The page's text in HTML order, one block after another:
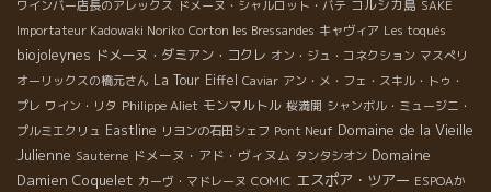
ワインバー店長のアレックス ドメーヌ・シャルロット・バテ コルシカ島 SAKE
Importateur Kadowaki Noriko Corton les Bressandes キャヴィア Les toqués
biojoleynes ドメーヌ・ダミアン・コクレ オン・ジュ・コネクション マスぺリ
オーリックスの橋元さん La Tour Eiffel Caviar アン・メ・フェ・スキル・トゥ・
プレ ワイン・リタ Philippe Aliet モンマルトル 桜満開 シャンボル・ミュージニ・
プルミエクリュ Eastline リヨンの石田シェフ Pont Neuf Domaine de la Vieille
Julienne Sauterne ドメーヌ・アド・ヴィヌム タンタシオン Domaine
Damien Coquelet カーヴ・マドレーヌ COMIC エスポア・ツアー ESPOAか